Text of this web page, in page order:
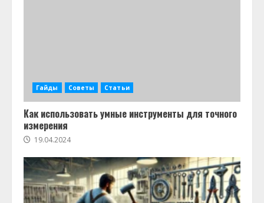
Гайды Советы Статьи
Как использовать умные инструменты для точного
измерения
19.04.2024